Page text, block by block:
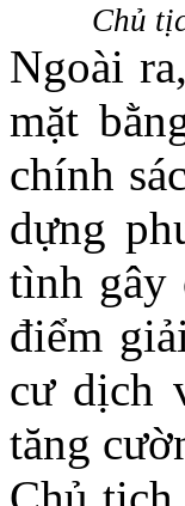
Chủ
Ngoài
mặt
chính
dựng
tình gây
điểm
cư dịch
tăng